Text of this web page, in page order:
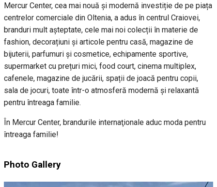
Mercur Center, cea mai nouă și modernă investiție de pe piața
centrelor comerciale din Oltenia, a adus în centrul Craiovei,
branduri mult așteptate, cele mai noi colecții în materie de
fashion, decorațiuni și articole pentru casă, magazine de
bijuterii, parfumuri și cosmetice, echipamente sportive,
supermarket cu prețuri mici, food court, cinema multiplex,
cafenele, magazine de jucării, spații de joacă pentru copii,
sala de jocuri, toate într-o atmosferă modernă și relaxantă
pentru întreaga familie.
În Mercur Center, brandurile internaţionale aduc moda pentru
întreaga familie!
Photo Gallery